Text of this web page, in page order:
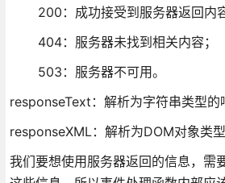
200：成功接受到服务器返回内容
404：服务器未找到相关内容；
503：服务器不可用。
responseText：解析为字符串类型的
responseXML：解析为DOM对象类
我们要想使用服务器返回的信息，需